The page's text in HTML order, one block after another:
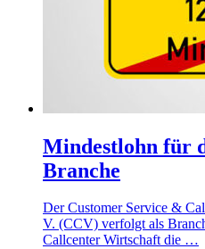
Mindestlohn für
Branche
Der Customer Service &
V. (CCV) verfolgt als
Callcenter Wirtschaft die …